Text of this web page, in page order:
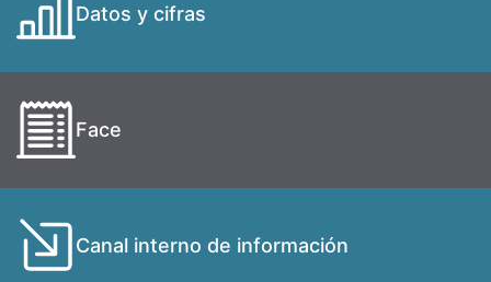
Datos y cifras
Face
Canal interno de información